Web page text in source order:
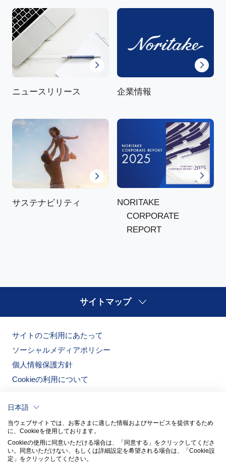
ニュースリリース 企業情報
サステナビリティ
NORITAKE
CORPORATE
REPORT
サイトマップ
サイトのご利用にあたって
ソーシャルメディアポリシー
個人情報保護方針
Cookieの利用について
日本語
当ウェブサイトでは、お客さまに適した情報およびサービスを提供するため
に、Cookieを使用しております。
Cookieの使用に同意いただける場合は、「同意する」をクリックしてくださ
い。​同意いただけない、もしくは詳細設定を希望される場合は、「Cookie設
定」をクリックしてください。​